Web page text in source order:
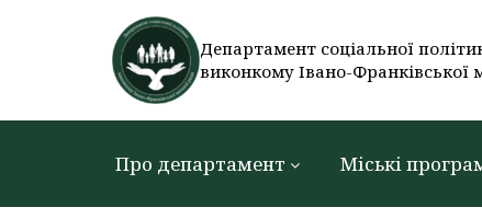
Департамент соціальної
виконкому Івано-Франківської
Про департамент Міські